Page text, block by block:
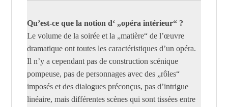
Qu’est-ce que la notion d‘ „opéra intérieur“ ?
Le volume de la soirée et la „matière“ de l’œuvre
dramatique ont toutes les caractéristiques d’un opéra.
Il n’y a cependant pas de construction scénique
pompeuse, pas de personnages avec des „rôles“
imposés et des dialogues préconçus, pas d’intrigue
linéaire, mais différentes scènes qui sont tissées entre